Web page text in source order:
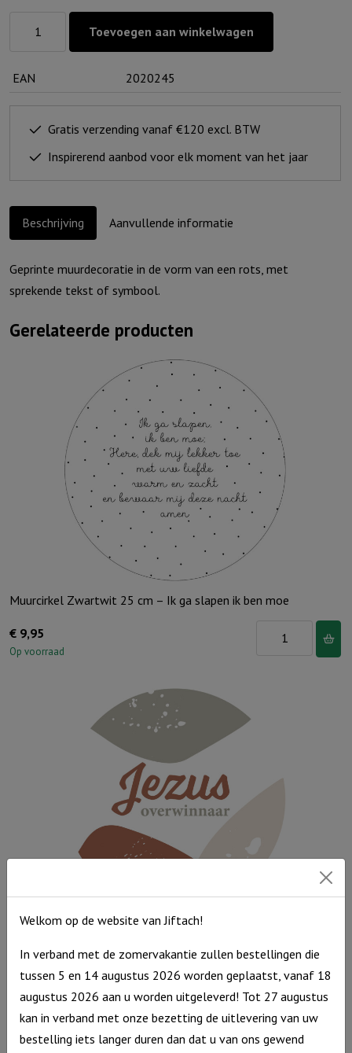
Mijn
naam
Toevoegen aan winkelwagen
EAN 2020245
Gratis verzending vanaf €120 excl. BTW
Inspirerend aanbod voor elk moment van het jaar
Beschrijving Aanvullende informatie
Geprinte muurdecoratie in de vorm van een rots, met
sprekende tekst of symbool.
Gerelateerde producten
Muurcirkel Zwartwit 25 cm – Ik ga slapen ik ben moe
€ 9,95
Op voorraad
Muurcirkel
aantal
Muurcirkel Multicolor 25 cm – Jezus Overwinnaar
9,95
Op voorraad
Muurcirkel
Multicolor
25
cm
-
Welkom op de website van Jiftach!
In verband met de zomervakantie zullen bestellingen die
tussen 5 en 14 augustus 2026 worden geplaatst, vanaf 18
augustus 2026 aan u worden uitgeleverd! Tot 27 augustus
kan in verband met onze bezetting de uitlevering van uw
bestelling iets langer duren dan dat u van ons gewend